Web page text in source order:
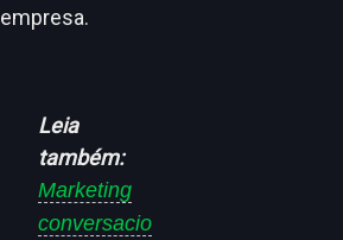
empresa.
Leia
também:
Marketing
conversacio